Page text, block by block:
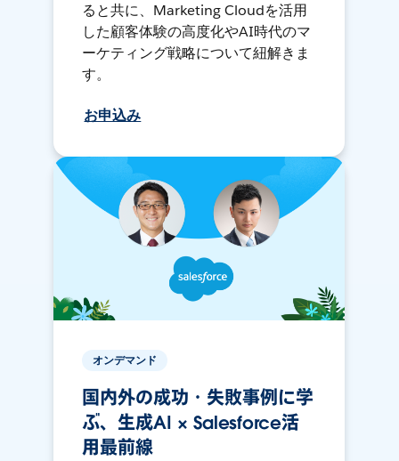
ると共に、Marketing Cloudを活用
した顧客体験の高度化やAI時代のマ
ーケティング戦略について紐解きま
す。
お申込み
オンデマンド
国内外の成功・失敗事例に学
ぶ、生成AI × Salesforce活
用最前線